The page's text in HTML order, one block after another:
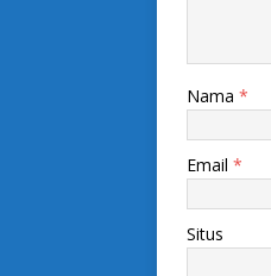
Nama *
Email *
Situs